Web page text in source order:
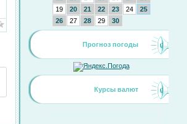
19
20 21 22 23 24
25
26
27 28 29 30
Прогноз погоды
Курсы валют